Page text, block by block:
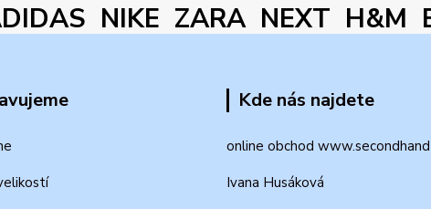
NIKE ZARA NEXT H&M
Kde nás najdete
online obchod
Ivana Husáková